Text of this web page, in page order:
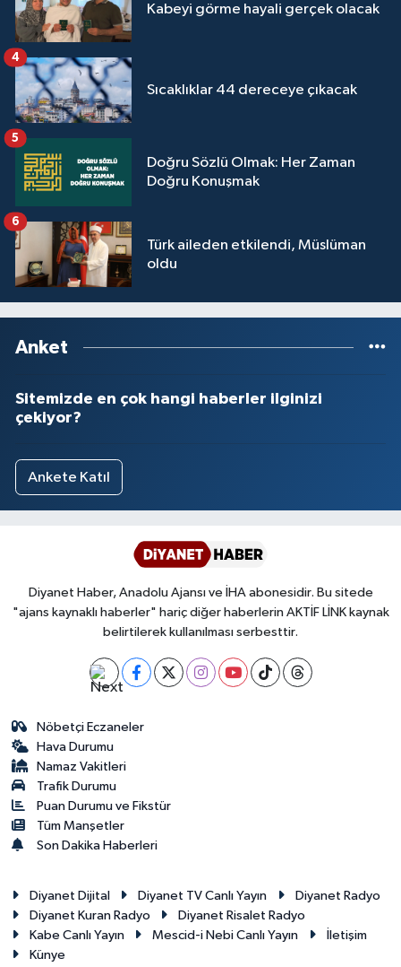
Kabeyi görme hayali gerçek olacak
Sıcaklıklar 44 dereceye çıkacak
4
Doğru Sözlü Olmak: Her Zaman
Doğru Konuşmak
5
Türk aileden etkilendi, Müslüman
oldu
6
Anket
Sitemizde en çok hangi haberler ilginizi
çekiyor?
Ankete Katıl
Diyanet Haber, Anadolu Ajansı ve İHA abonesidir. Bu sitede
"ajans kaynaklı haberler" hariç diğer haberlerin AKTİF LİNK kaynak
belirtilerek kullanılması serbesttir.
Nöbetçi Eczaneler
Hava Durumu
Namaz Vakitleri
Trafik Durumu
Puan Durumu ve Fikstür
Tüm Manşetler
Son Dakika Haberleri
Diyanet Dijital Diyanet TV Canlı Yayın
Diyanet Radyo
Diyanet Kuran Radyo
Diyanet Risalet Radyo
Kabe Canlı Yayın
Mescid-i Nebi Canlı Yayın
İletişim
Künye
Samsun Müftülüğü
Siirt Müftülüğü
Sinop Müftülüğü
Sivas Müftülüğü
Şanlıurfa Müftülüğü
Şırnak Müftülüğü
Tokat Müftülüğü
Trabzon Müftülüğü
Uşak Müftülüğü
Van Müftülüğü
Yalova Müftülüğü
Yozgat Müftülüğü
Zonguldak Müftülüğü